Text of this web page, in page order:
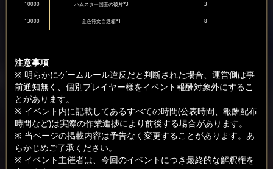
10000 ハムスター国王の破片*3 3
13000 金色符文自選箱*1 8
注意事項
※ 明らかにゲームルール違反だと判断された場合、運営側は事
前通知無く、個別プレイヤー様をイベント報酬対象外にするこ
とがあります。
※ イベント内に記載してあるすべての時間(公表時間、報酬配布
時間など)は実際の作業進捗により前後する場合があります。
※ 当ページの掲載内容は予告なく変更することがあります。あ
らかじめご了承ください。
※ イベント主催者は、今回のイベントにつき最終的な解釈権を